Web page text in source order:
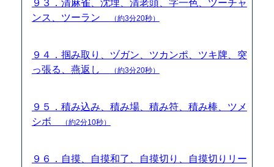
９３．清麻雀、沈埋、清老頭、字一色、ツーチャ
ンス、ツーラン
（約3分20秒）
９４．掴み取り、ヅガン、ツカンポ、ツキ牌、突
っ張る、燕返し
（約3分20秒）
９５．積み込み、積み場、積み符、積み棒、ツメ
シボ
（約2分10秒）
９６．自摸、自摸和了、自摸切り、自摸切りリー